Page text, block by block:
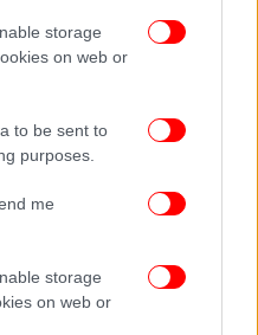
storage
on web or
to be sent to
purposes.
me
storage
on web or
στα σχολεία οι
πολίτη», από το
Λυκείου, που θα
να κάνουν με το πώς
πώς αναπτύσσουμε
στη σχολική
ακόμη και με τις
ο Κυριάκος